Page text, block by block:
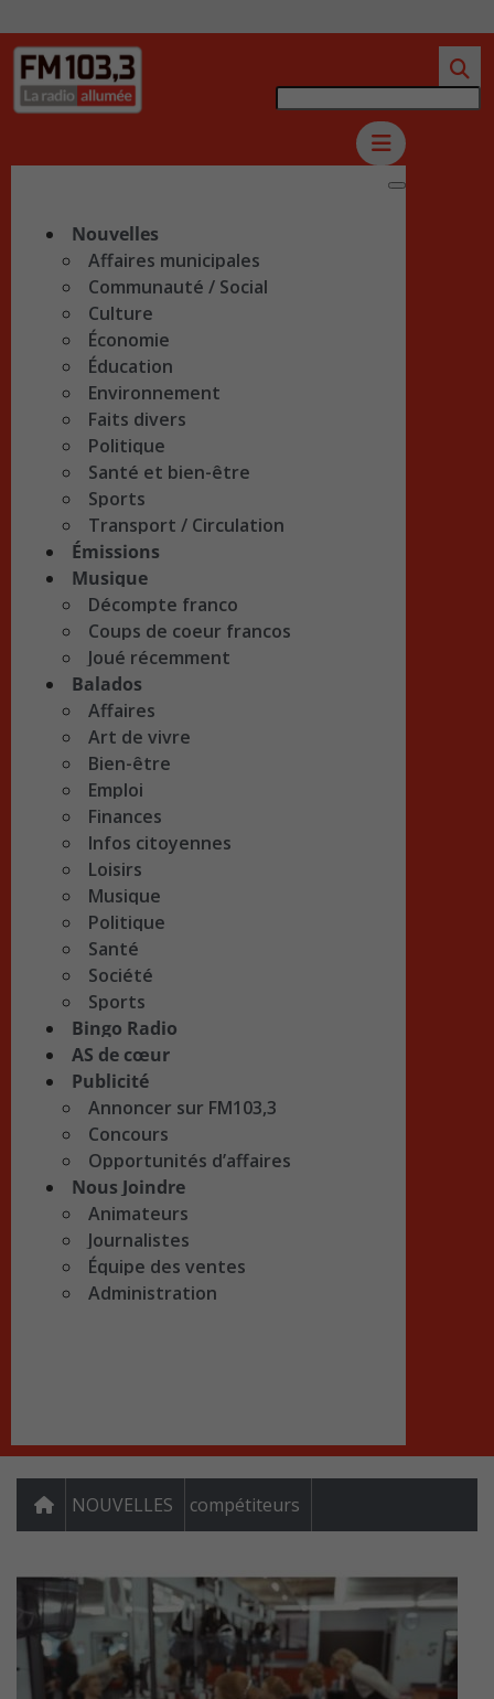
Nouvelles
Affaires municipales
Communauté / Social
Culture
Économie
Éducation
Environnement
Faits divers
Politique
Santé et bien-être
Sports
Transport / Circulation
Émissions
Musique
Décompte franco
Coups de coeur francos
Joué récemment
Balados
Affaires
Art de vivre
Bien-être
Emploi
Finances
Infos citoyennes
Loisirs
Musique
Politique
Santé
Société
Sports
Bingo Radio
AS de cœur
Publicité
Annoncer sur FM103,3
Concours
Opportunités d’affaires
Nous Joindre
Animateurs
Journalistes
Équipe des ventes
Administration
NOUVELLES compétiteurs